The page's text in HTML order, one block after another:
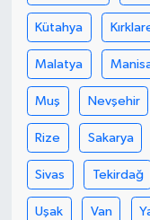
Kütahya
Malatya
Muş Nevşehir
Rize Sakarya
Sivas Tekirdağ
Uşak Van